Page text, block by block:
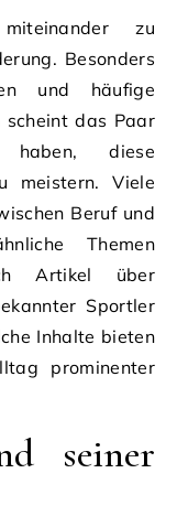
zu
Besonders
und häufige
scheint das Paar
diese
meistern. Viele
Beruf und
Themen
Artikel über
Sportler
Inhalte bieten
prominenter
seiner